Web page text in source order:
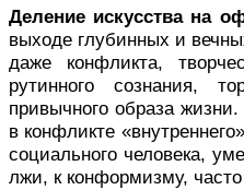
Деление искусства на
выходе глубинных и
даже конфликта,
рутинного сознания,
привычного образа
в конфликте
социального человека,
лжи, к конформизму,